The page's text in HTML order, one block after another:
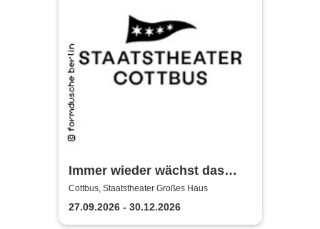
Immer wieder wächst das
Gras - Staatstheater Cottbus
Cottbus, Staatstheater Großes Haus
27.09.2026 - 30.12.2026